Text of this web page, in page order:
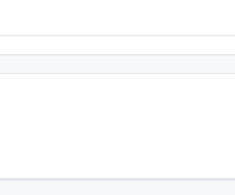
0; padding…